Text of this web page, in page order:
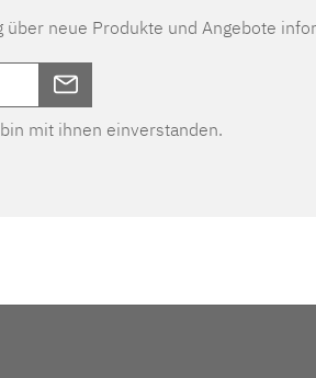
neue Produkte und Angebote
mit ihnen einverstanden.